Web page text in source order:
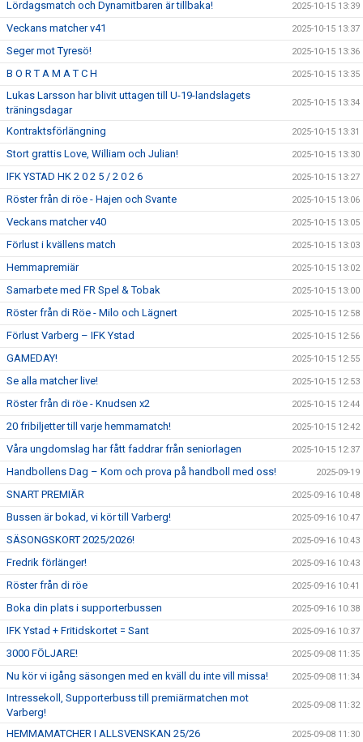
Lördagsmatch och Dynamitbaren är tillbaka! 2025-10-15 13:39
Veckans matcher v41 2025-10-15 13:37
Seger mot Tyresö! 2025-10-15 13:36
B O R T A M A T C H 2025-10-15 13:35
Lukas Larsson har blivit uttagen till U-19-landslagets
träningsdagar
2025-10-15 13:34
Kontraktsförlängning 2025-10-15 13:31
Stort grattis Love, William och Julian! 2025-10-15 13:30
IFK YSTAD HK 2 0 2 5 / 2 0 2 6 2025-10-15 13:27
Röster från di röe - Hajen och Svante 2025-10-15 13:06
Veckans matcher v40 2025-10-15 13:05
Förlust i kvällens match 2025-10-15 13:03
Hemmapremiär 2025-10-15 13:02
Samarbete med FR Spel & Tobak 2025-10-15 13:00
Röster från di Röe - Milo och Lägnert 2025-10-15 12:58
Förlust Varberg – IFK Ystad 2025-10-15 12:56
GAMEDAY! 2025-10-15 12:55
Se alla matcher live! 2025-10-15 12:53
Röster från di röe - Knudsen x2 2025-10-15 12:44
20 fribiljetter till varje hemmamatch! 2025-10-15 12:42
Våra ungdomslag har fått faddrar från seniorlagen 2025-10-15 12:37
Handbollens Dag – Kom och prova på handboll med oss! 2025-09-19
SNART PREMIÄR 2025-09-16 10:48
Bussen är bokad, vi kör till Varberg! 2025-09-16 10:47
SÄSONGSKORT 2025/2026! 2025-09-16 10:43
Fredrik förlänger! 2025-09-16 10:43
Röster från di röe 2025-09-16 10:41
Boka din plats i supporterbussen 2025-09-16 10:38
IFK Ystad + Fritidskortet = Sant 2025-09-16 10:37
3000 FÖLJARE! 2025-09-08 11:35
Nu kör vi igång säsongen med en kväll du inte vill missa! 2025-09-08 11:34
Intressekoll, Supporterbuss till premiärmatchen mot
Varberg!
2025-09-08 11:32
HEMMAMATCHER I ALLSVENSKAN 25/26 2025-09-08 11:30